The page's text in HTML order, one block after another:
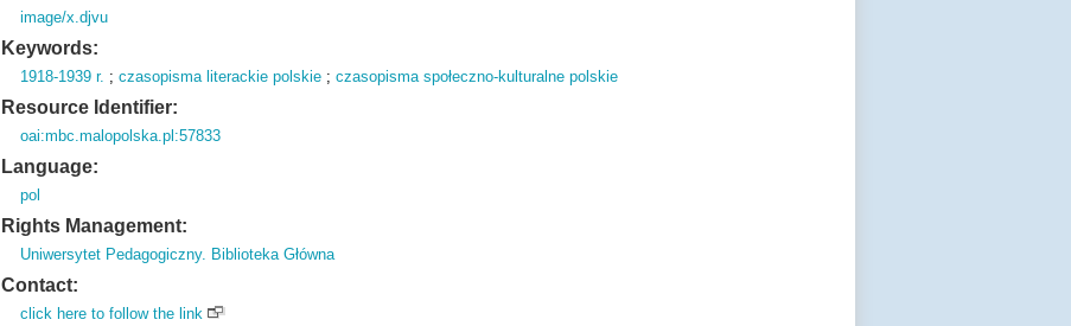
image/x.djvu
Keywords:
1918-1939 r. ;czasopisma literackie polskie ;czasopisma społeczno-kulturalne polskie
Resource Identifier:
oai:mbc.malopolska.pl:57833
Language:
pol
Rights Management:
Uniwersytet Pedagogiczny. Biblioteka Główna
Contact:
click here to follow the link